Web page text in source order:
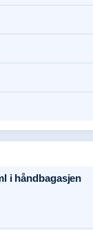
i håndbagasjen